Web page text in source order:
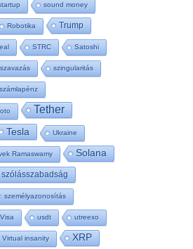
sound money
Robotika Trump
STRC Satoshi
szavazás szingularitás
számlapénz
Tether
Tesla Ukraine
Ramaswamy Solana
szólásszabadság
személyazonosítás
Visa usdt utreexo
Virtual insanity XRP